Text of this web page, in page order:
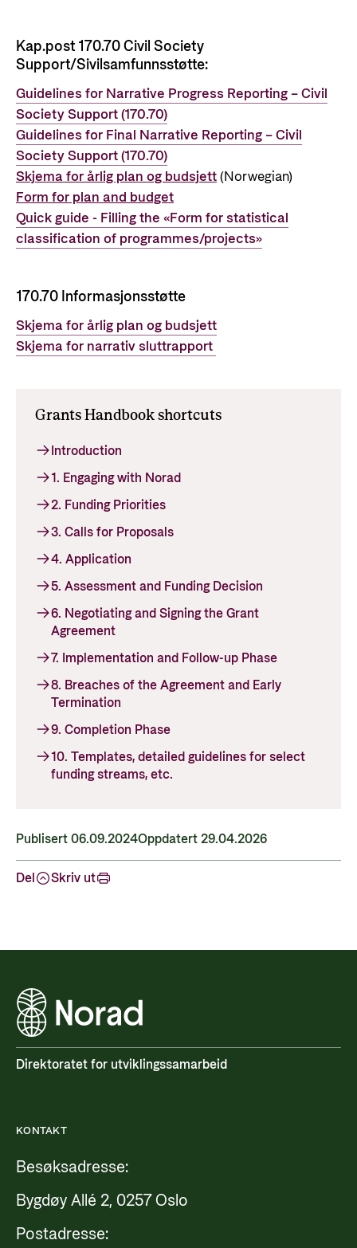
Kap.post 170.70 Civil Society
Support/Sivilsamfunnsstøtte:
Guidelines for Narrative Progress Reporting – Civil
Society Support (170.70)
Guidelines for Final Narrative Reporting – Civil
Society Support (170.70)
Skjemafor årlig plan og budsjett(Norwegian)
Form for plan and budget
Quick guide - Filling the «Form for statistical
classification of programmes/projects»
170.70 Informasjonsstøtte
Skjema for årlig plan og budsjett
Skjema for narrativ sluttrapport
Grants Handbook shortcuts
Introduction
1. Engaging with Norad
2. Funding Priorities
3. Calls for Proposals
4. Application
5. Assessment and Funding Decision
6. Negotiating and Signing the Grant
Agreement
7. Implementation and Follow-up Phase
8. Breaches of the Agreement and Early
Termination
9. Completion Phase
10. Templates, detailed guidelines for select
funding streams, etc.
Publisert 06.09.2024Oppdatert 29.04.2026
Del Skriv ut
Direktoratet for utviklingssamarbeid
KONTAKT
Besøksadresse:
Bygdøy Allé 2, 0257 Oslo
Postadresse: